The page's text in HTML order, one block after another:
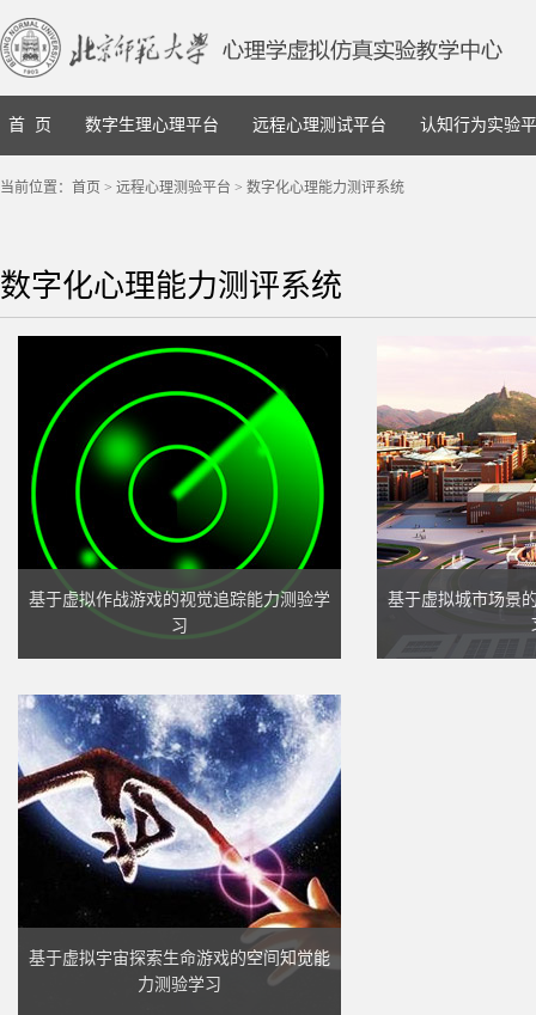
首 页 数字生理心理平台 远程心理测试平台 认知行为实验
当前位置： 首页 > 远程心理测验平台 > 数字化心理能力测评系统
数字化心理能力测评系统
基于虚拟作战游戏的视觉追踪能力测验学
习
基于虚拟城市场景
基于虚拟宇宙探索生命游戏的空间知觉能
力测验学习